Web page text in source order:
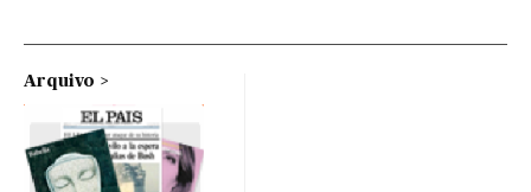
Arquivo